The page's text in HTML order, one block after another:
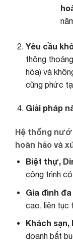
Yêu cầu
thông
hòa) và
cũng phức
Giải pháp
Hệ thống
hoàn hảo và
Biệt thự,
công trình
Gia đình
cao, liên tục
Khách sạn,
doanh bắt